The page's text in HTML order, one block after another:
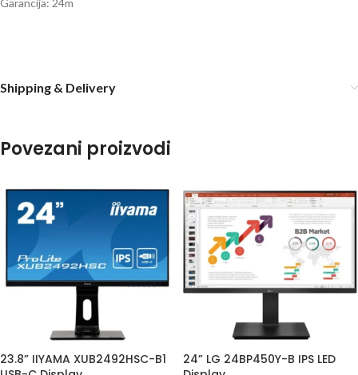
Garancija: 24m
Shipping & Delivery
Povezani proizvodi
23.8” IIYAMA XUB2492HSC-B1
24” LG 24BP450Y-B IPS LED